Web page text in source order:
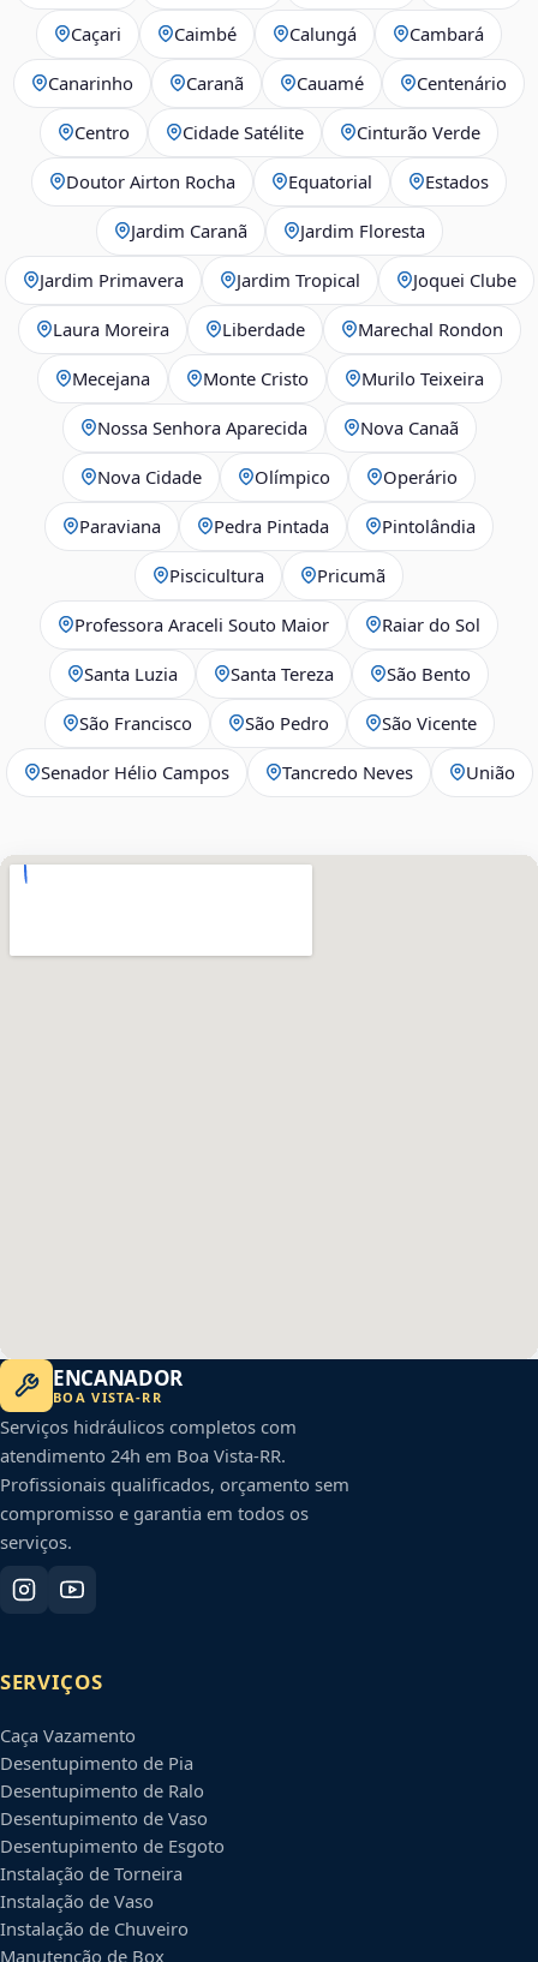
Caçari Caimbé Calungá Cambará
Canarinho Caranã Cauamé Centenário
Centro Cidade Satélite Cinturão Verde
Doutor Airton Rocha Equatorial Estados
Jardim Caranã Jardim Floresta
Jardim Primavera Jardim Tropical Joquei Clube
Laura Moreira Liberdade Marechal Rondon
Mecejana Monte Cristo Murilo Teixeira
Nossa Senhora Aparecida Nova Canaã
Nova Cidade Olímpico Operário
Paraviana Pedra Pintada Pintolândia
Piscicultura Pricumã
Professora Araceli Souto Maior Raiar do Sol
Santa Luzia Santa Tereza São Bento
São Francisco São Pedro São Vicente
Senador Hélio Campos Tancredo Neves União
ENCANADOR
BOA VISTA-RR
Serviços hidráulicos completos com
atendimento 24h em Boa Vista-RR.
Profissionais qualificados, orçamento sem
compromisso e garantia em todos os
serviços.
SERVIÇOS
Caça Vazamento
Desentupimento de Pia
Desentupimento de Ralo
Desentupimento de Vaso
Desentupimento de Esgoto
Instalação de Torneira
Instalação de Vaso
Instalação de Chuveiro
Manutenção de Box